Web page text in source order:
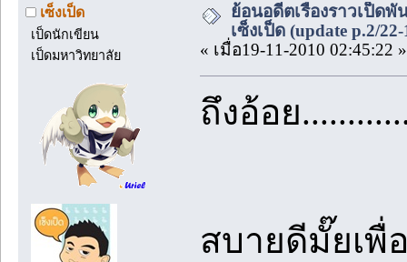
เซ็งเป็ด
เป็ดนักเขียน
เป็ดมหาวิทยาลัย
ย้อนอดีตเรื่องราวเป็ดพั
เซ็งเป็ด (update p.2/22-
« เมื่อ19-11-2010 02:45:22 »
ถึงอ้อย
สบายดีมั๊ยเพื่